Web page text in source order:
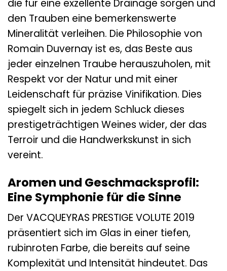
die für eine exzellente Drainage sorgen und
den Trauben eine bemerkenswerte
Mineralität verleihen. Die Philosophie von
Romain Duvernay ist es, das Beste aus
jeder einzelnen Traube herauszuholen, mit
Respekt vor der Natur und mit einer
Leidenschaft für präzise Vinifikation. Dies
spiegelt sich in jedem Schluck dieses
prestigeträchtigen Weines wider, der das
Terroir und die Handwerkskunst in sich
vereint.
Aromen und Geschmacksprofil:
Eine Symphonie für die Sinne
Der VACQUEYRAS PRESTIGE VOLUTE 2019
präsentiert sich im Glas in einer tiefen,
rubinroten Farbe, die bereits auf seine
Komplexität und Intensität hindeutet. Das